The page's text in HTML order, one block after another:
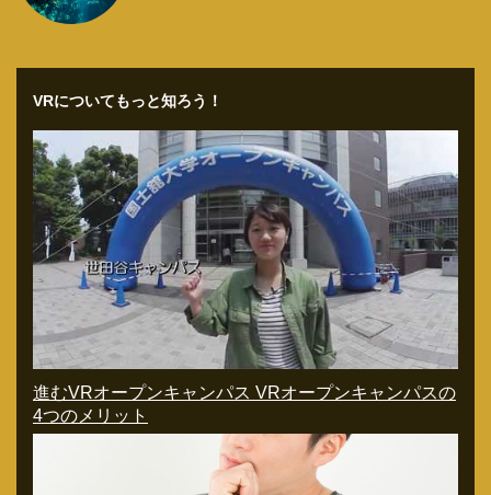
VRについてもっと知ろう！
進むVRオープンキャンパス VRオープンキャンパスの
4つのメリット